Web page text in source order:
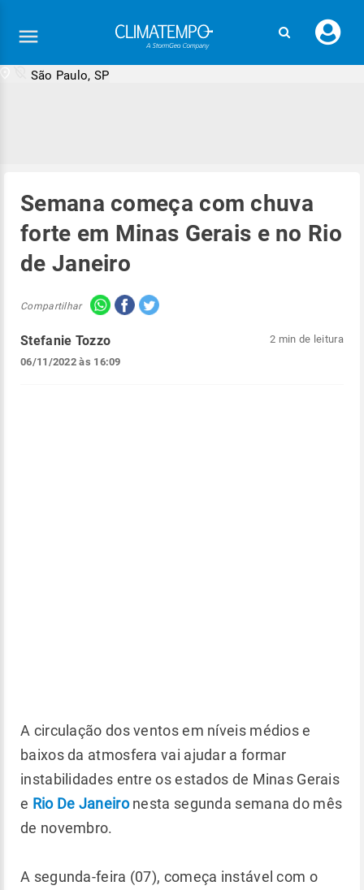
seu
São Paulo, SP
Semana começa com chuva
forte em Minas Gerais e no Rio
de Janeiro
Compartilhar
Stefanie Tozzo
06/11/2022 às 16:09
2 min de leitura
A circulação dos ventos em níveis médios e
baixos da atmosfera vai ajudar a formar
instabilidades entre os estados de Minas Gerais
e Rio De Janeironesta segunda semana do mês
de novembro.
A segunda-feira (07), começa instável com o